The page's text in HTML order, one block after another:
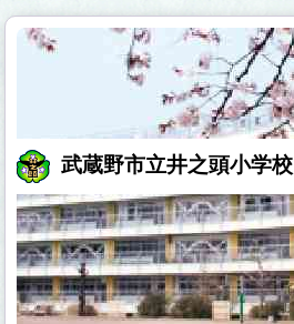
武蔵野市立井之頭小学校